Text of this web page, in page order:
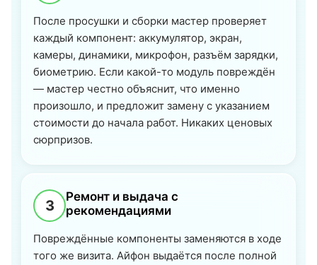
После просушки и сборки мастер проверяет
каждый компонент: аккумулятор, экран,
камеры, динамики, микрофон, разъём зарядки,
биометрию. Если какой-то модуль повреждён
— мастер честно объяснит, что именно
произошло, и предложит замену с указанием
стоимости до начала работ. Никаких ценовых
сюрпризов.
3
Ремонт и выдача с
рекомендациями
Повреждённые компоненты заменяются в ходе
того же визита. Айфон выдаётся после полной